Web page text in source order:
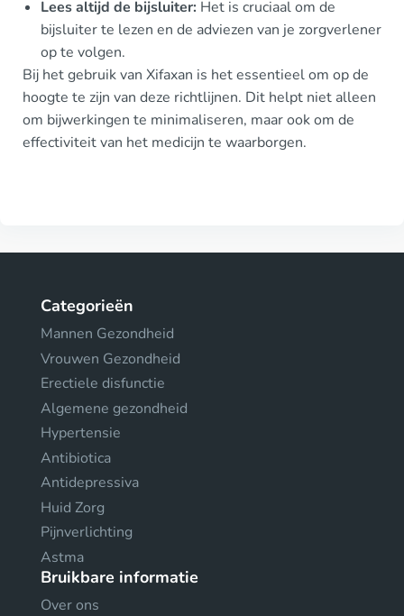
Lees altijd de bijsluiter: Het is cruciaal om de
bijsluiter te lezen en de adviezen van je zorgverlener
op te volgen.
Bij het gebruik van Xifaxan is het essentieel om op de
hoogte te zijn van deze richtlijnen. Dit helpt niet alleen
om bijwerkingen te minimaliseren, maar ook om de
effectiviteit van het medicijn te waarborgen.
Categorieën
Mannen Gezondheid
Vrouwen Gezondheid
Erectiele disfunctie
Algemene gezondheid
Hypertensie
Antibiotica
Antidepressiva
Huid Zorg
Pijnverlichting
Astma
Bruikbare informatie
Over ons